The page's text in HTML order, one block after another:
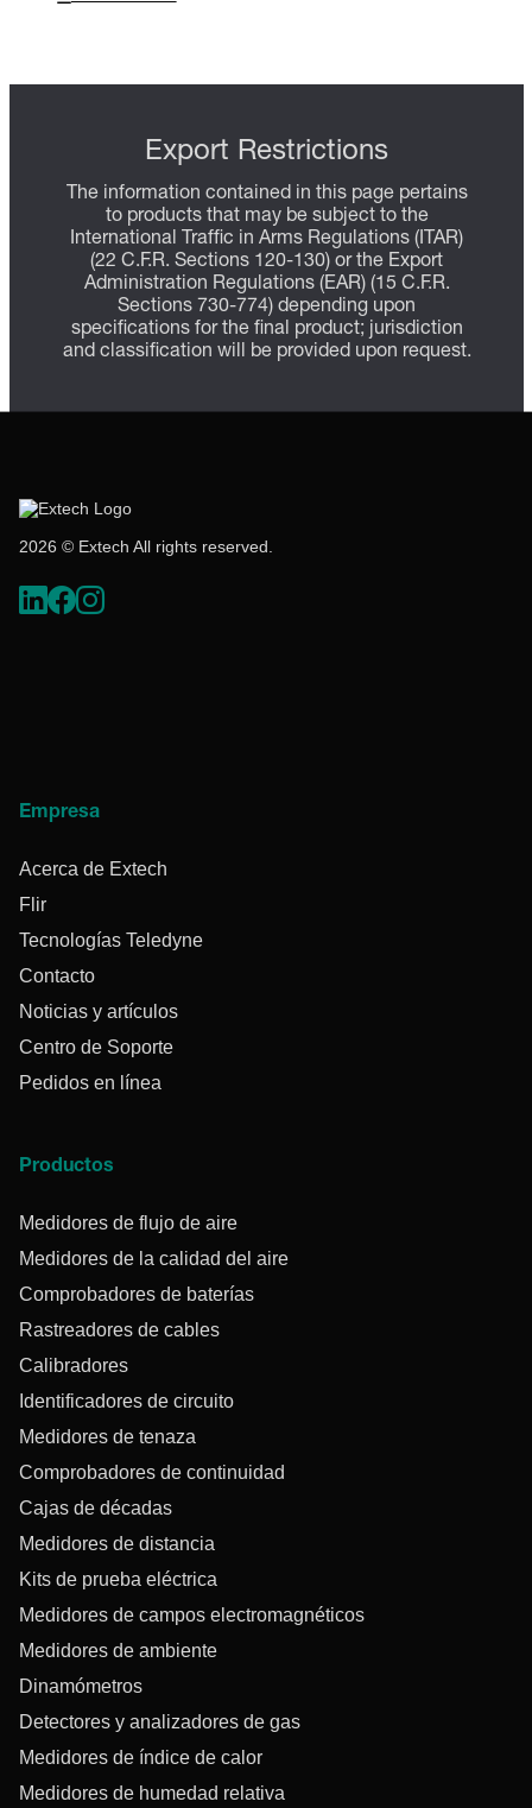
Export Restrictions
The information contained in this page pertains
to products that may be subject to the
International Traffic in Arms Regulations (ITAR)
(22 C.F.R. Sections 120-130) or the Export
Administration Regulations (EAR) (15 C.F.R.
Sections 730-774) depending upon
specifications for the final product; jurisdiction
and classification will be provided upon request.
2026 © Extech All rights reserved.
Empresa
Acerca de Extech
Flir
Tecnologías Teledyne
Contacto
Noticias y artículos
Centro de Soporte
Pedidos en línea
Productos
Medidores de flujo de aire
Medidores de la calidad del aire
Comprobadores de baterías
Rastreadores de cables
Calibradores
Identificadores de circuito
Medidores de tenaza
Comprobadores de continuidad
Cajas de décadas
Medidores de distancia
Kits de prueba eléctrica
Medidores de campos electromagnéticos
Medidores de ambiente
Dinamómetros
Detectores y analizadores de gas
Medidores de índice de calor
Medidores de humedad relativa